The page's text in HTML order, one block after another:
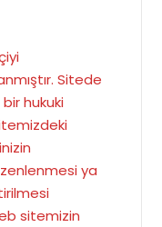
Sitede
hukuki
ya
sitemizin